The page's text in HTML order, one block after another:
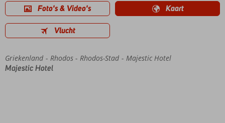
Foto's & Video's Kaart
Vlucht
Home
Griekenland Rhodos Rhodos-Stad
Majestic Hotel
Majestic Hotel